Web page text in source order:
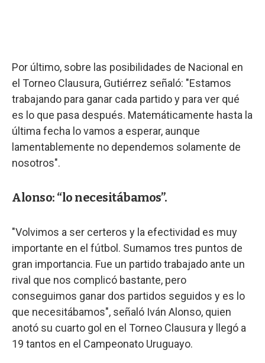
Por último, sobre las posibilidades de Nacional en
el Torneo Clausura, Gutiérrez señaló: "Estamos
trabajando para ganar cada partido y para ver qué
es lo que pasa después. Matemáticamente hasta la
última fecha lo vamos a esperar, aunque
lamentablemente no dependemos solamente de
nosotros".
Alonso: “lo necesitábamos”.
"Volvimos a ser certeros y la efectividad es muy
importante en el fútbol. Sumamos tres puntos de
gran importancia. Fue un partido trabajado ante un
rival que nos complicó bastante, pero
conseguimos ganar dos partidos seguidos y es lo
que necesitábamos", señaló Iván Alonso, quien
anotó su cuarto gol en el Torneo Clausura y llegó a
19 tantos en el Campeonato Uruguayo.